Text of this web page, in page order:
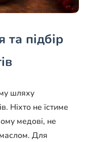
підбір
шляху
Ніхто не їстиме
медові, не
Для